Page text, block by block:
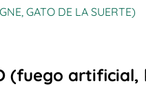
GATO DE LA SUERTE)
(fuego